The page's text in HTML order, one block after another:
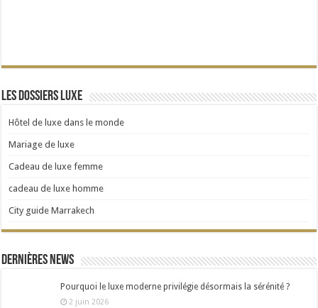
Les dossiers Luxe
Hôtel de luxe dans le monde
Mariage de luxe
Cadeau de luxe femme
cadeau de luxe homme
City guide Marrakech
Dernières news
Pourquoi le luxe moderne privilégie désormais la sérénité ?
2 juin 2026